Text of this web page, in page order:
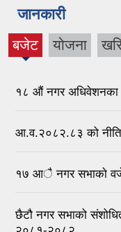
जानकारी
बजेट
(active
योजना
१८ औं नगर अधिवेशनका
आ.व.२०८२.८३ को
१७ आै नगर सभाकाे
छैटौ नगर सभाको